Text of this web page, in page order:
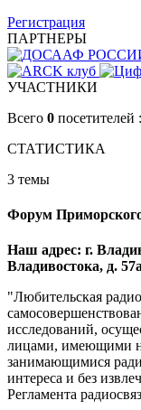
Регистрация
ПАРТНЕРЫ
УЧАСТНИКИ
Всего 0
СТАТИСТИКА
3 темы
Форум
Наш адрес: г.
Владивостока, д.
"Любительская
исследований,
лицами, имеющими
занимающимися
интереса и без
Регламента